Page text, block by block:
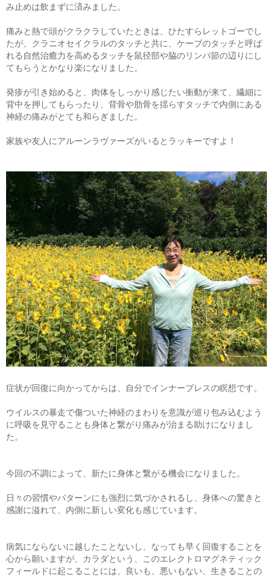
み止めは飲まずに済みました。
痛みと熱で頭がクラクラしていたときは、ひたすらレットゴーでし
たが、クラニオセイクラルのタッチと共に、ケーブのタッチと呼ば
れる自然治癒力を高めるタッチを鼠径部や脇のリンパ節の辺りにし
てもらうとかなり楽になりました。
発疹が引き始めると、肉体をしっかり感じたい衝動が来て、繊細に
背中を押してもらったり、背骨や肋骨を揺らすタッチで内側にある
神経の痛みがとても和らぎました。
家族や友人にアルーンラヴァーズがいるとラッキーですよ！
症状が回復に向かってからは、自分でインナーブレスの瞑想です。
ウイルスの暴走で傷ついた神経のまわりを意識が巡り包み込むよう
に呼吸を見守ることも身体と繋がり痛みが治まる助けになりまし
た。
今回の不調によって、新たに身体と繋がる機会になりました。
日々の習慣やパターンにも強烈に気づかされるし、身体への驚きと
感謝に溢れて、内側に新しい変化も感じています。
病気にならないに越したことないし、なっても早く回復することを
心から願いますが、カラダという、このエレクトロマグネティック
フィールドに起こることには、良いも、悪いもない、生きることの